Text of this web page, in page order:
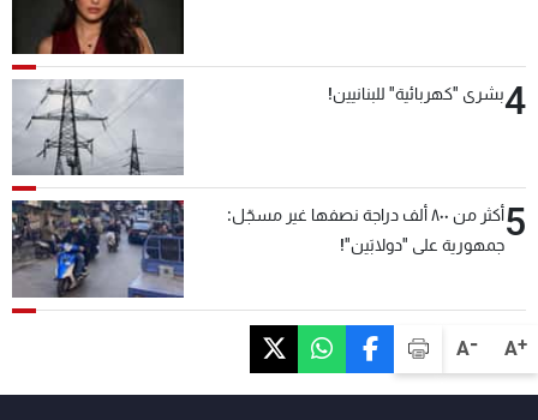
A+
A-
4بشرى "كهربائية" للبنانيين!
5
أكثر من ٨٠٠ ألف دراجة نصفها غير مسجّل:
جمهورية على "دولابَين"!